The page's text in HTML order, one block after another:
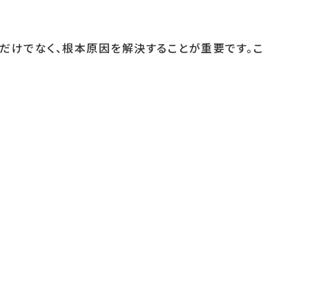
でなく、根本原因を解決することが重要です。こ